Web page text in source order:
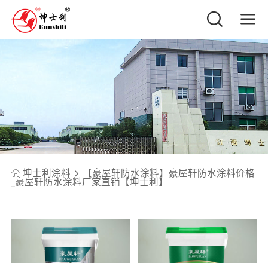
坤士利涂料 【豪屋轩防水涂料】豪屋轩防水涂料价格
_豪屋轩防水涂料厂家直销【坤士利】